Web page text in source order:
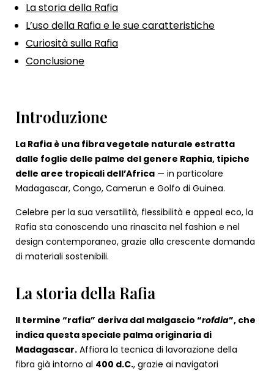
La storia della Rafia
L’uso della Rafia e le sue caratteristiche
Curiosità sulla Rafia
Conclusione
Introduzione
La Rafia è una fibra vegetale naturale estratta
dalle foglie delle palme del genere Raphia, tipiche
delle aree tropicali dell’Africa — in particolare
Madagascar, Congo, Camerun e Golfo di Guinea.
Celebre per la sua versatilità, flessibilità e appeal eco, la
Rafia sta conoscendo una rinascita nel fashion e nel
design contemporaneo, grazie alla crescente domanda
di materiali sostenibili.
La storia della Rafia
Il termine “rafia” deriva dal malgascio “rofdia”, che
indica questa speciale palma originaria di
Madagascar. Affiora la tecnica di lavorazione della
fibra già intorno al 400 d.C., grazie ai navigatori